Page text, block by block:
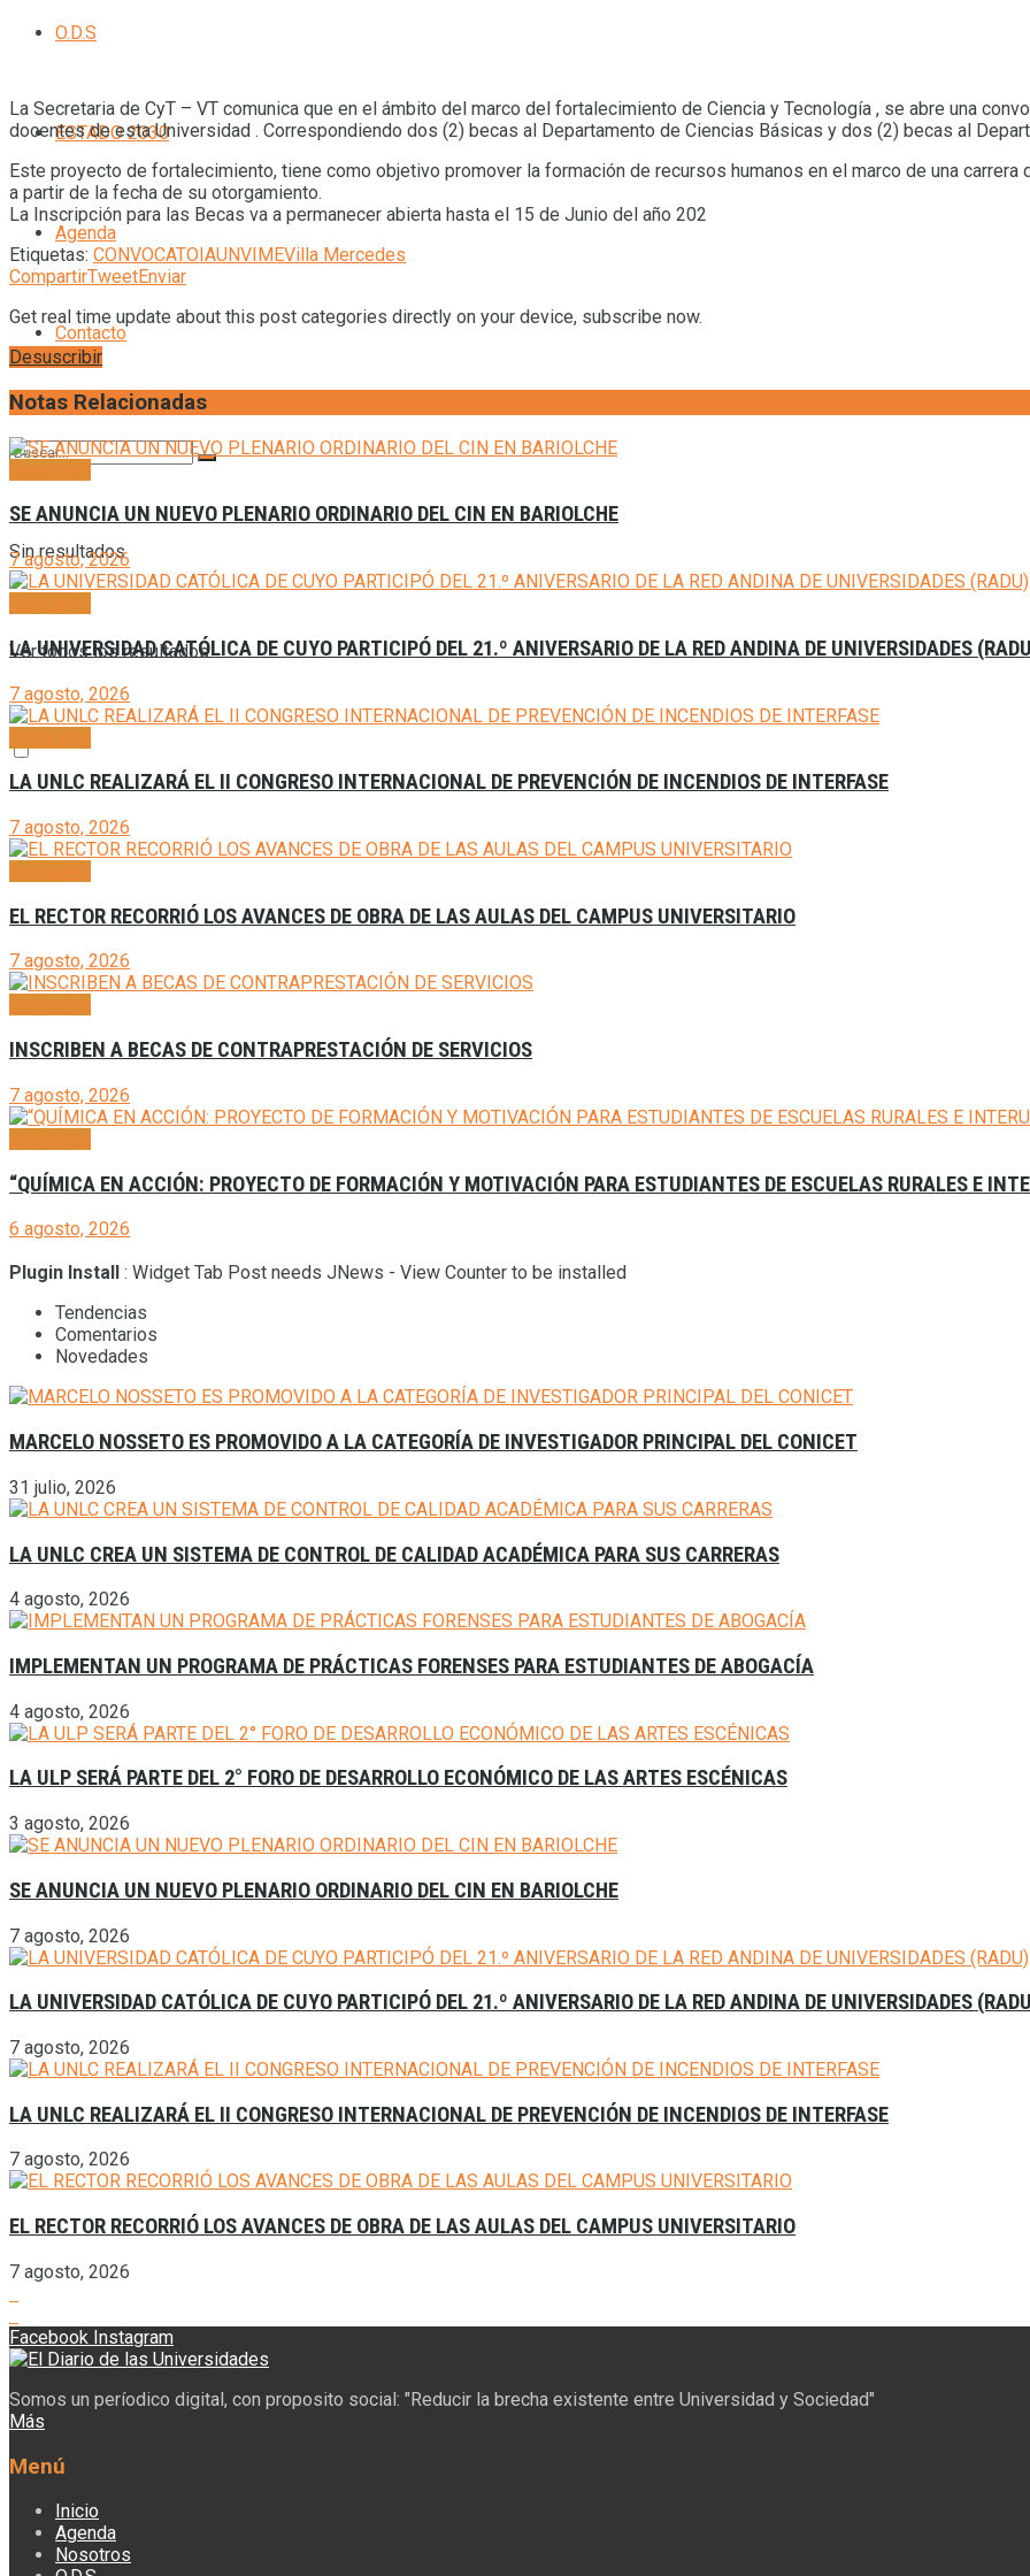
O.D.S
ESTADO 2030
Agenda
Contacto
Sin resultados
Ver todos los resultados
La Secretaria de CyT – VT comunica que en el ámbito del marco del fortalecimiento de Ciencia y Tecnología , se abre una
docentes de esta Universidad . Correspondiendo dos (2) becas al Departamento de Ciencias Básicas y dos (2) becas al
Este proyecto de fortalecimiento, tiene como objetivo promover la formación de recursos humanos en el marco de una
a partir de la fecha de su otorgamiento.
La Inscripción para las Becas va a permanecer abierta hasta el 15 de Junio del año 202
Etiquetas: CONVOCATOIAUNVIMEVilla Mercedes
CompartirTweetEnviar
Get real time update about this post categories directly on your device, subscribe now.
Desuscribir
Notas Relacionadas
SE ANUNCIA UN NUEVO PLENARIO ORDINARIO DEL CIN EN BARIOLCHE
7 agosto, 2026
LA UNIVERSIDAD CATÓLICA DE CUYO PARTICIPÓ DEL 21.º ANIVERSARIO DE LA RED ANDINA DE UNIVERSIDADES
7 agosto, 2026
LA UNLC REALIZARÁ EL II CONGRESO INTERNACIONAL DE PREVENCIÓN DE INCENDIOS DE INTERFASE
7 agosto, 2026
EL RECTOR RECORRIÓ LOS AVANCES DE OBRA DE LAS AULAS DEL CAMPUS UNIVERSITARIO
7 agosto, 2026
INSCRIBEN A BECAS DE CONTRAPRESTACIÓN DE SERVICIOS
7 agosto, 2026
“QUÍMICA EN ACCIÓN: PROYECTO DE FORMACIÓN Y MOTIVACIÓN PARA ESTUDIANTES DE ESCUELAS RURALES E
6 agosto, 2026
Plugin Install
: Widget Tab Post needs JNews - View Counter to be installed
Tendencias
Comentarios
Novedades
MARCELO NOSSETO ES PROMOVIDO A LA CATEGORÍA DE INVESTIGADOR PRINCIPAL DEL CONICET
31 julio, 2026
LA UNLC CREA UN SISTEMA DE CONTROL DE CALIDAD ACADÉMICA PARA SUS CARRERAS
4 agosto, 2026
IMPLEMENTAN UN PROGRAMA DE PRÁCTICAS FORENSES PARA ESTUDIANTES DE ABOGACÍA
4 agosto, 2026
LA ULP SERÁ PARTE DEL 2° FORO DE DESARROLLO ECONÓMICO DE LAS ARTES ESCÉNICAS
3 agosto, 2026
SE ANUNCIA UN NUEVO PLENARIO ORDINARIO DEL CIN EN BARIOLCHE
7 agosto, 2026
LA UNIVERSIDAD CATÓLICA DE CUYO PARTICIPÓ DEL 21.º ANIVERSARIO DE LA RED ANDINA DE UNIVERSIDADES
7 agosto, 2026
LA UNLC REALIZARÁ EL II CONGRESO INTERNACIONAL DE PREVENCIÓN DE INCENDIOS DE INTERFASE
7 agosto, 2026
EL RECTOR RECORRIÓ LOS AVANCES DE OBRA DE LAS AULAS DEL CAMPUS UNIVERSITARIO
7 agosto, 2026
Facebook Instagram
Somos un períodico digital, con proposito social: "Reducir la brecha existente entre Universidad y Sociedad"
Más
Menú
Inicio
Agenda
Nosotros